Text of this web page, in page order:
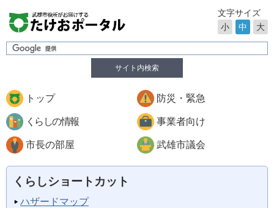
サイト内検索
文字サイズ
小
中 大
トップ 防災・緊急
くらしの情報 事業者向け
市長の部屋 武雄市議会
くらしショートカット
ハザードマップ